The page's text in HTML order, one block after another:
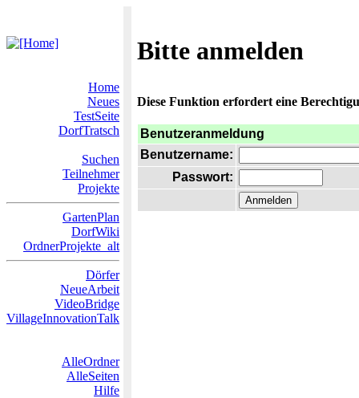
Bitte anmelden
Home
Neues
TestSeite
DorfTratsch
Suchen
Teilnehmer
Projekte
GartenPlan
DorfWiki
OrdnerProjekte_alt
Dörfer
NeueArbeit
VideoBridge
VillageInnovationTalk
AlleOrdner
AlleSeiten
Hilfe
Diese Funktion erfordert eine
Benutzeranmeldung
Benutzername:
Passwort: